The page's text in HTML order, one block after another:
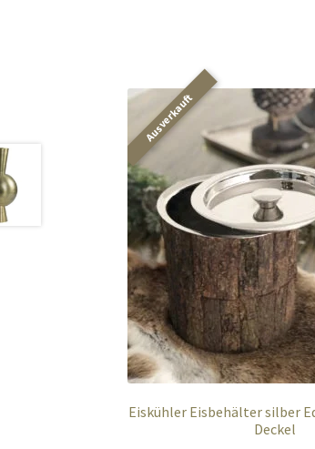
Eiskühler Eisbehälter silber
Deckel